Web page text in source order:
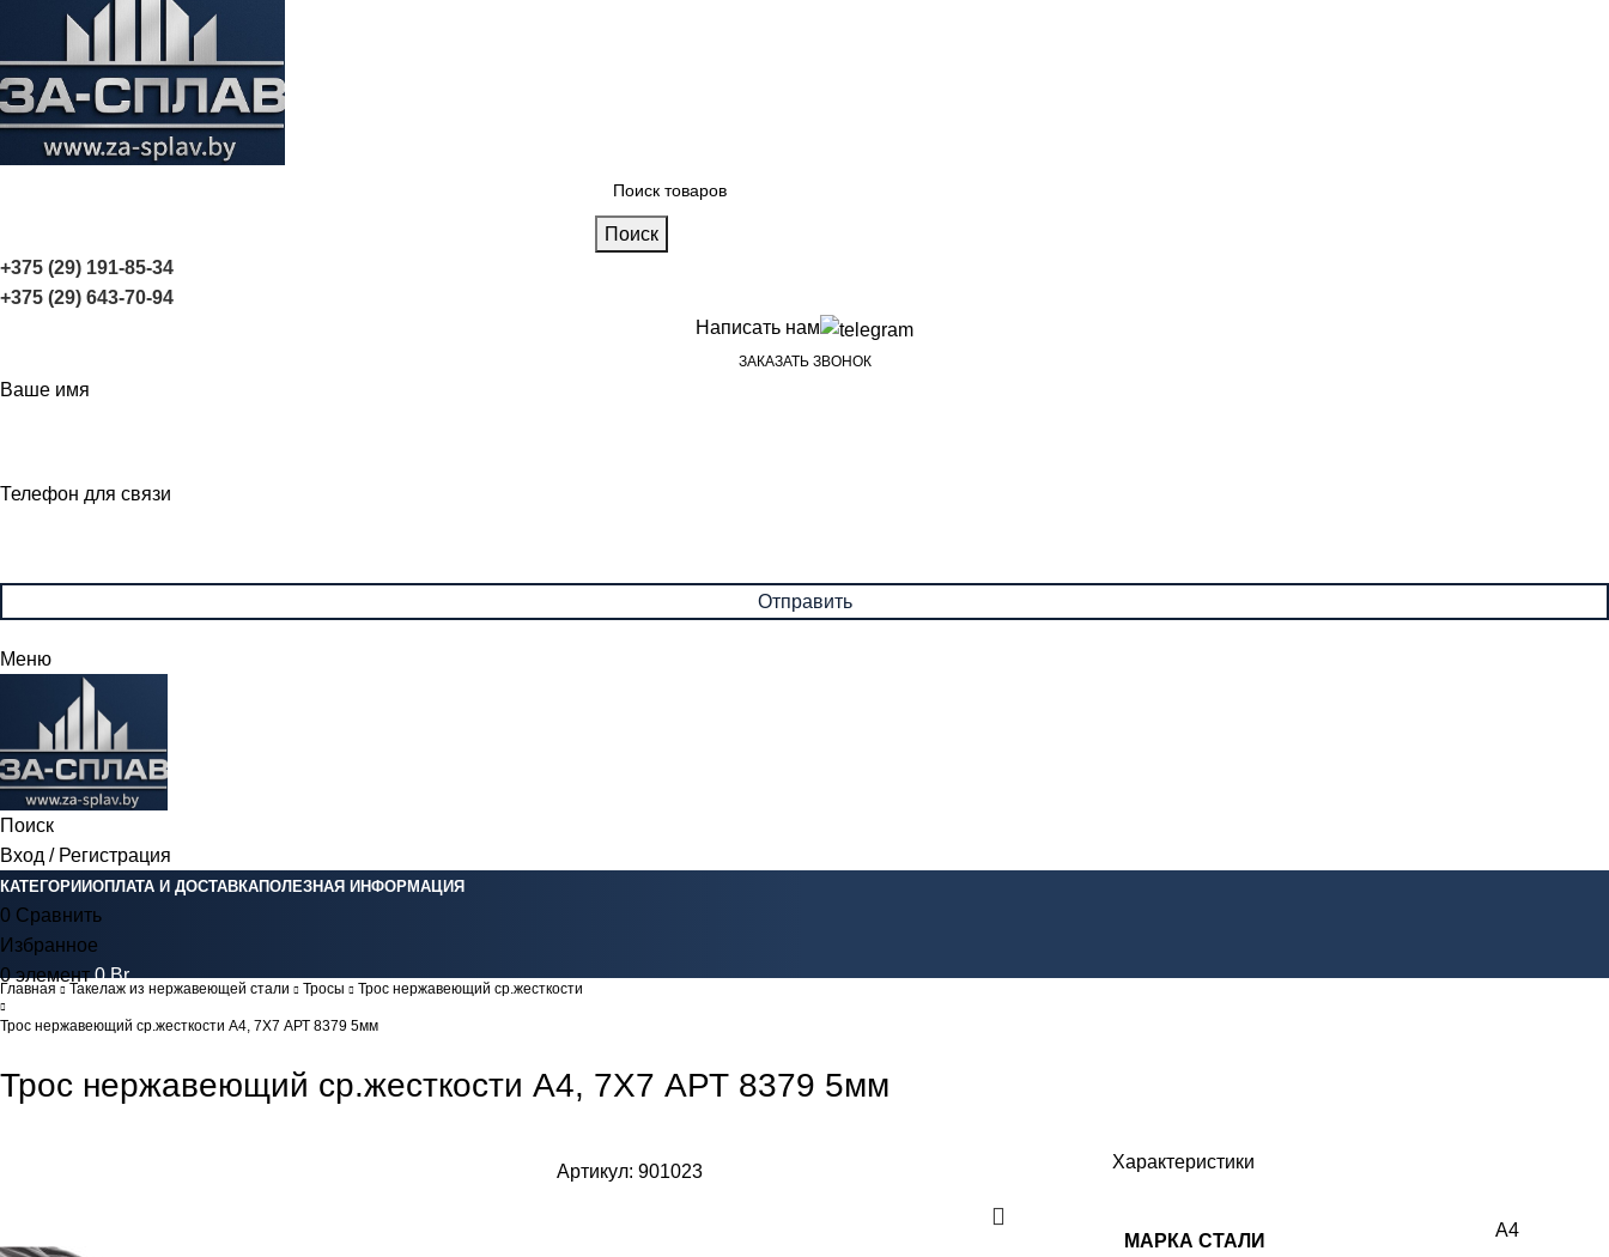
Поиск
+375 (29) 191-85-34
+375 (29) 643-70-94
Написать нам
ЗАКАЗАТЬ ЗВОНОК
Ваше имя
Телефон для связи
Меню
Поиск
Вход / Регистрация
КАТЕГОРИИОПЛАТА И ДОСТАВКАПОЛЕЗНАЯ ИНФОРМАЦИЯ
0 Сравнить
Избранное
0элемент 0Br
Главная Такелаж из нержавеющей стали Тросы Трос нержавеющий ср.жесткости
Трос нержавеющий ср.жесткости А4, 7Х7 АРТ 8379 5мм
Трос нержавеющий ср.жесткости А4, 7Х7 АРТ 8379 5мм
Артикул: 901023 Характеристики
МАРКА СТАЛИ
А4